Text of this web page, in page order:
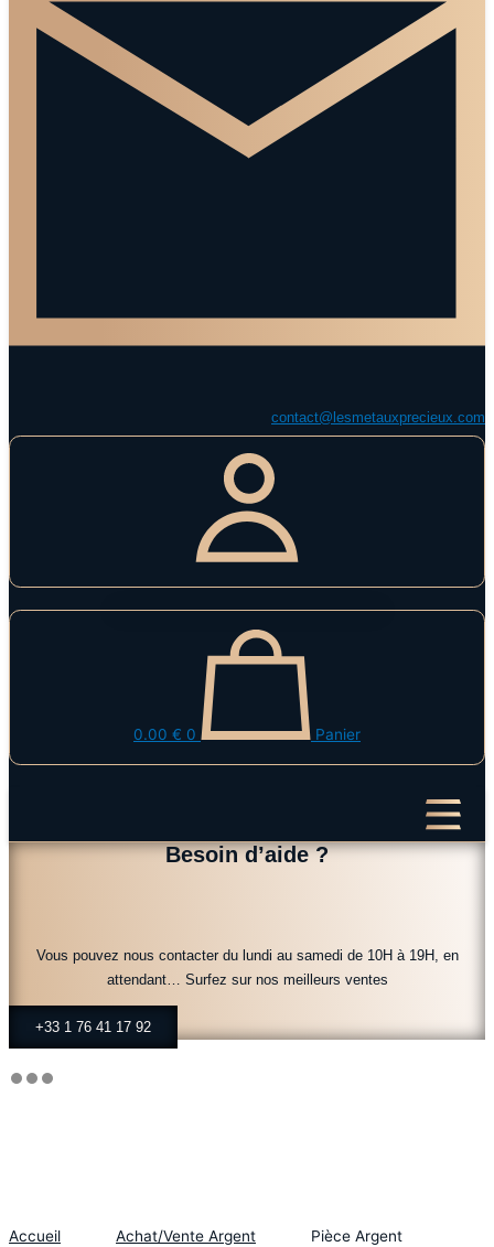
contact@lesmetauxprecieux.com
0.00 € 0 Panier
Besoin d’aide ?
Vous pouvez nous contacter du lundi au samedi de 10H à 19H, en
attendant… Surfez sur nos meilleurs ventes
+33 1 76 41 17 92
Accueil Achat/Vente Argent
Pièce Argent